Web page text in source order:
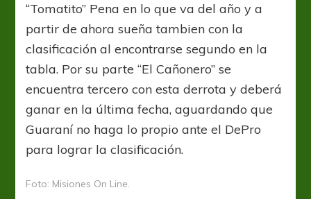
“Tomatito” Pena en lo que va del año y a
partir de ahora sueña tambien con la
clasificación al encontrarse segundo en la
tabla. Por su parte “El Cañonero” se
encuentra tercero con esta derrota y deberá
ganar en la última fecha, aguardando que
Guaraní no haga lo propio ante el DePro
para lograr la clasificación.
Foto: Misiones On Line.